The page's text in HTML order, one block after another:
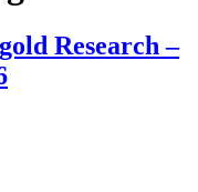
Research –